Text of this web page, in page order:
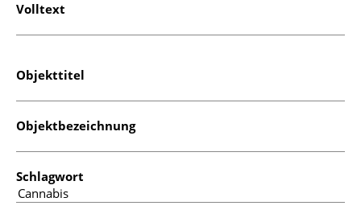
Volltext
Objekttitel
Objektbezeichnung
Schlagwort